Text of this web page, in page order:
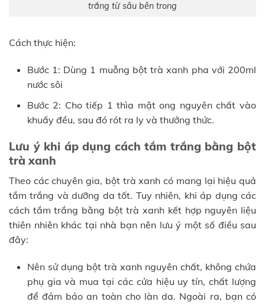
trắng từ sâu bên trong
Cách thực hiện:
Bước 1: Dùng 1 muỗng bột trà xanh pha với 200ml
nước sôi
Bước 2: Cho tiếp 1 thìa mật ong nguyên chất vào
khuấy đều, sau đó rót ra ly và thưởng thức.
Lưu ý khi áp dụng cách tắm trắng bằng bột
trà xanh
Theo các chuyên gia, bột trà xanh có mang lại hiệu quả
tắm trắng và dưỡng da tốt. Tuy nhiên, khi áp dụng các
cách tắm trắng bằng bột trà xanh kết hợp nguyên liệu
thiên nhiên khác tại nhà bạn nên lưu ý một số điều sau
đây:
Nên sử dụng bột trà xanh nguyên chất, không chứa
phụ gia và mua tại các cửa hiệu uy tín, chất lượng
để đảm bảo an toàn cho làn da. Ngoài ra, bạn có